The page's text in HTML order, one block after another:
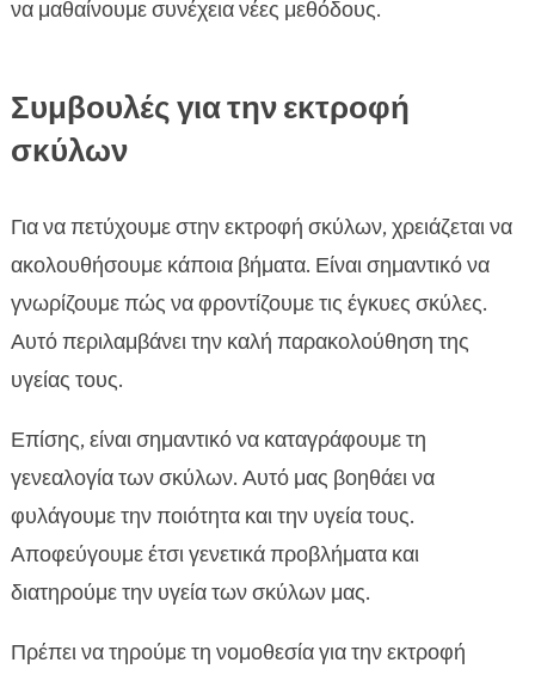
να μαθαίνουμε συνέχεια νέες μεθόδους.
Συμβουλές για την εκτροφή
σκύλων
Για να πετύχουμε στην εκτροφή σκύλων, χρειάζεται να
ακολουθήσουμε κάποια βήματα. Είναι σημαντικό να
γνωρίζουμε πώς να φροντίζουμε τις έγκυες σκύλες.
Αυτό περιλαμβάνει την καλή παρακολούθηση της
υγείας τους.
Επίσης, είναι σημαντικό να καταγράφουμε τη
γενεαλογία των σκύλων. Αυτό μας βοηθάει να
φυλάγουμε την ποιότητα και την υγεία τους.
Αποφεύγουμε έτσι γενετικά προβλήματα και
διατηρούμε την υγεία των σκύλων μας.
Πρέπει να τηρούμε τη νομοθεσία για την εκτροφή